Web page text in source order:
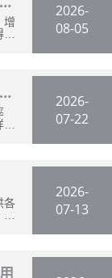
增
2026-
08-05
2026-
07-22
各
2026-
07-13